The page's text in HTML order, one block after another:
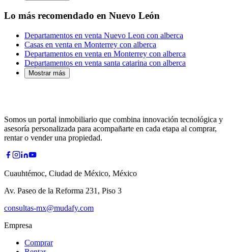
Lo más recomendado en Nuevo León
Departamentos en venta Nuevo Leon con alberca
Casas en venta en Monterrey con alberca
Departamentos en venta en Monterrey con alberca
Departamentos en venta santa catarina con alberca
Mostrar más
Somos un portal inmobiliario que combina innovación tecnológica y
asesoría personalizada para acompañarte en cada etapa al comprar,
rentar o vender una propiedad.
Cuauhtémoc, Ciudad de México, México
Av. Paseo de la Reforma 231, Piso 3
consultas-mx@mudafy.com
Empresa
Comprar